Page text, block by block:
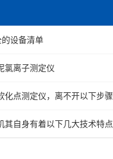
验仪
公差测试系统
无损检测仪
仪
设备清单
氯离子测定仪
化点测定仪，离不开以下步骤
其自身有着以下几大技术特点